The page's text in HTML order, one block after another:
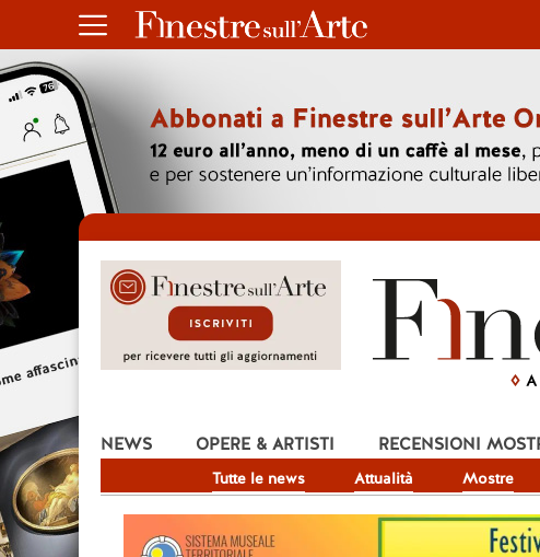
NEWS
Tutte le news Attualità Mostre
OPERE & ARTISTI RECENSIONI